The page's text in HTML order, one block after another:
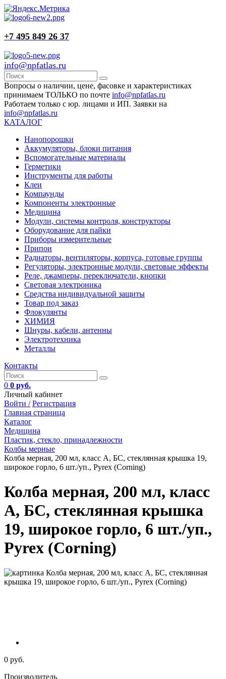
+7 495 849 26 37
info@npfatlas.ru
Вопросы о наличии, цене, фасовке и характеристиках
принимаем ТОЛЬКО по почте info@npfatlas.ru
Работаем только с юр. лицами и ИП. Заявки на
info@npfatlas.ru
КАТАЛОГ
Нанопорошки
Аккумуляторы, блоки питания
Вспомогательные материалы
Герметики
Инструменты для работы
Клеи
Компаунды
Компоненты электронные
Медицина
Модули, системы контроля, конструкторы
Оборудование для пайки
Приборы измерительные
Припои
Радиаторы, вентиляторы, корпуса, готовые группы
Регуляторы, электронные модули, световые эффекты
Реле, джамперы, переключатели, кнопки
Световая электроника
Средства индивидуальной защиты
Товар под заказ
Флокулянты
ХИМИЯ
Шнуры, кабели, антенны
Электротехника
Металлы
Контакты
0 0 руб.
Личный кабинет
Войти / Регистрация
Главная страница
Каталог
Медицина
Пластик, стекло, принадлежности
Колбы мерные
Колба мерная, 200 мл, класс А, БС, стеклянная крышка 19,
широкое горло, 6 шт./уп., Pyrex (Corning)
Колба мерная, 200 мл, класс
А, БС, стеклянная крышка
19, широкое горло, 6 шт./уп.,
Pyrex (Corning)
0 руб.
Производитель